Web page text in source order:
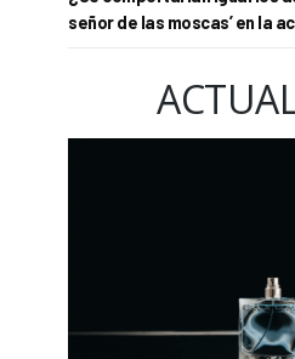
señor de las moscas’ en la